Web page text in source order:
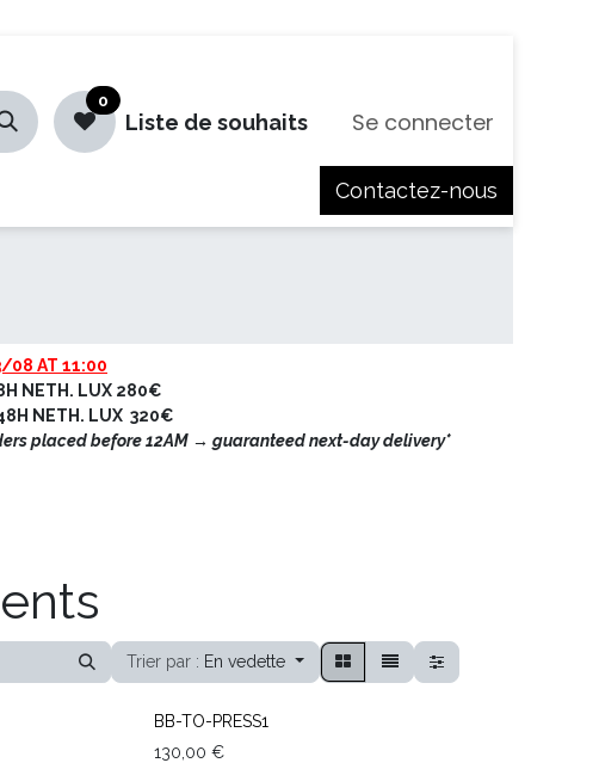
0
Liste de souhaits Se connecter
Contactez-nous
08 AT 11:00
NETH. LUX 280€
NETH. LUX 320€
placed before 12AM → guaranteed next-day delivery*
Trier par : En vedette
BB-TO-PRESS1
130,00 €